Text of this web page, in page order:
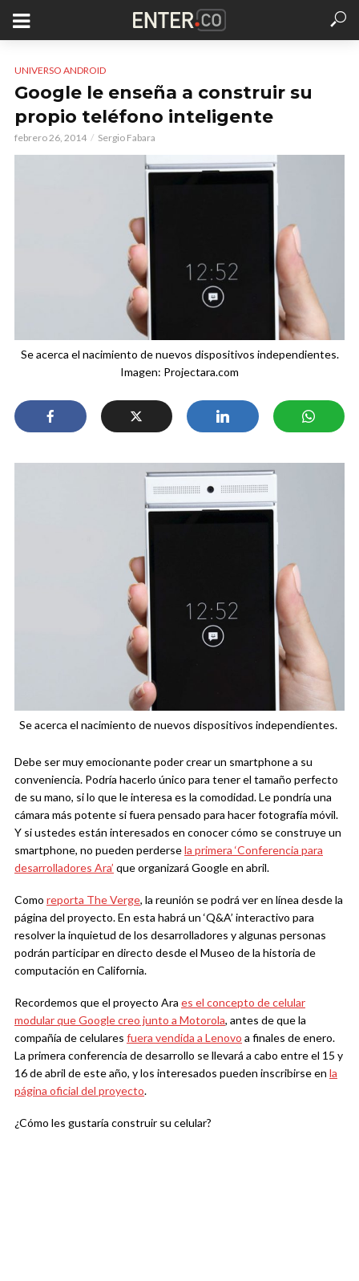
UNIVERSO ANDROID
Google le enseña a construir su
propio teléfono inteligente
febrero 26, 2014 Sergio Fabara
Se acerca el nacimiento de nuevos dispositivos independientes.
Imagen: Projectara.com
Se acerca el nacimiento de nuevos dispositivos independientes.
Debe ser muy emocionante poder crear un smartphone a su
conveniencia. Podría hacerlo único para tener el tamaño perfecto
de su mano, si lo que le interesa es la comodidad. Le pondría una
cámara más potente si fuera pensado para hacer fotografía móvil.
Y si ustedes están interesados en conocer cómo se construye un
smartphone, no pueden perdersela primera ‘Conferencia para
desarrolladores Ara’ que organizará Google en abril.
Como reporta The Verge, la reunión se podrá ver en línea desde la
página del proyecto. En esta habrá un ‘Q&A’ interactivo para
resolver la inquietud de los desarrolladores y algunas personas
podrán participar en directo desde el Museo de la historia de
computación en California.
Recordemos que el proyecto Ara es el concepto de celular
modular que Google creo junto a Motorola, antes de que la
compañía de celulares fuera vendida a Lenovo a finales de enero.
La primera conferencia de desarrollo se llevará a cabo entre el 15 y
16 de abril de este año, y los interesados pueden inscribirse en la
página oficial del proyecto.
¿Cómo les gustaría construir su celular?